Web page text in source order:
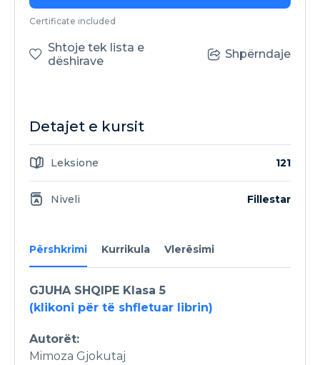
Përshkrimi Kurrikula Vlerësimi
GJUHA SHQIPE Klasa 5
(klikoni për të shfletuar librin)
Autorët:
Mimoza Gjokutaj
Certificate included
Shtoje tek lista e
dëshirave
Shpërndaje
Detajet e kursit
Leksione 121
Niveli Fillestar